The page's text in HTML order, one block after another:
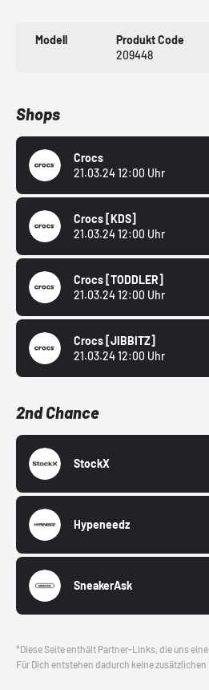
Modell
Produkt Code
209448
Shops
Crocs
21.03.24 12:00 Uhr
Crocs [KDS]
21.03.24 12:00 Uhr
Crocs [TODDLER]
21.03.24 12:00 Uhr
Crocs [JIBBITZ]
21.03.24 12:00 Uhr
2nd Chance
StockX
Hypeneedz
SneakerAsk
*Diese Seite enthält Partner-Links, die uns
Für Dich entstehen dadurch keine zusätzlichen